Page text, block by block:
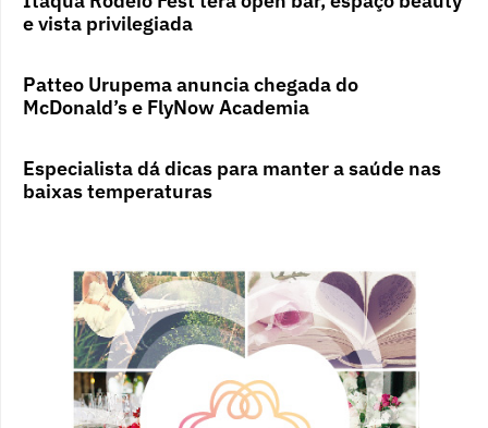
e vista privilegiada
Patteo Urupema anuncia chegada do
McDonald’s e FlyNow Academia
Especialista dá dicas para manter a saúde nas
baixas temperaturas